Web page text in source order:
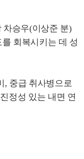
차승우(이상준 분)
회복시키는 데 성
, 중급 취사병으로
정성 있는 내면 연